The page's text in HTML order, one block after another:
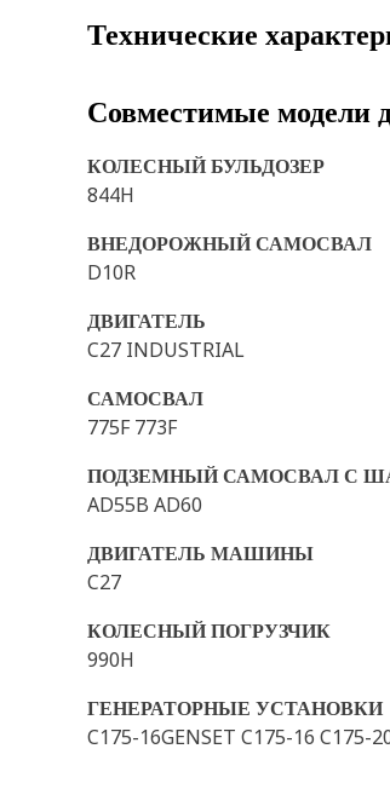
Технические
Совместимые модели
КОЛЕСНЫЙ БУЛЬДОЗЕР
844H
ВНЕДОРОЖНЫЙ САМОСВАЛ
D10R
ДВИГАТЕЛЬ
C27 INDUSTRIAL
САМОСВАЛ
775F 773F
ПОДЗЕМНЫЙ САМОСВАЛ С
AD55B AD60
ДВИГАТЕЛЬ МАШИНЫ
C27
КОЛЕСНЫЙ ПОГРУЗЧИК
990H
ГЕНЕРАТОРНЫЕ УСТАНОВКИ
C175-16GENSET C175-16 C175-